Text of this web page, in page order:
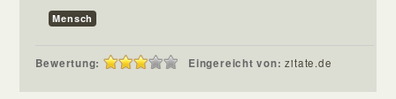
Mensch
Bewertung: Eingereicht von:zitate.de